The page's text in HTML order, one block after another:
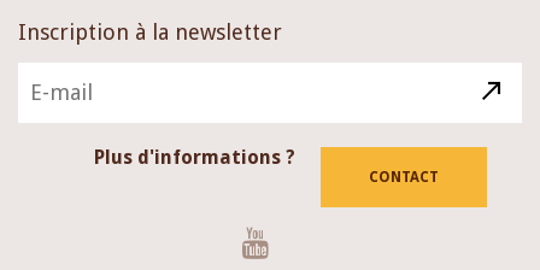
Inscription à la newsletter
Plus d'informations ?
CONTACT